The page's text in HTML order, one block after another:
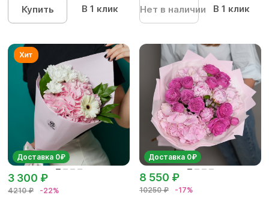
Купить В 1 клик Нет в наличии В 1 клик
Доставка 0₽
4210 ₽ -22%
3 300 ₽
Доставка 0₽
10250 ₽ -17%
8 550 ₽